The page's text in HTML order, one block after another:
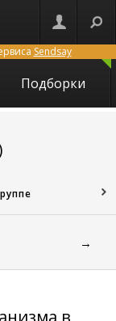
Sendsay
Подборки
→
в